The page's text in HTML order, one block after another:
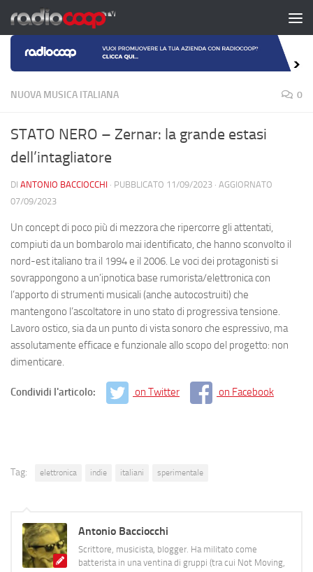
Salta al contenuto
NUOVA MUSICA ITALIANA 0
STATO NERO – Zernar: la grande estasi
dell’intagliatore
DI ANTONIO BACCIOCCHI · PUBBLICATO 11/09/2023 · AGGIORNATO
07/09/2023
Un concept di poco più di mezzora che ripercorre gli attentati,
compiuti da un bombarolo mai identificato, che hanno sconvolto il
nord-est italiano tra il 1994 e il 2006. Le voci dei protagonisti si
sovrappongono a un’ipnotica base rumorista/elettronica con
l’apporto di strumenti musicali (anche autocostruiti) che
mantengono l’ascoltatore in uno stato di progressiva tensione.
Lavoro ostico, sia da un punto di vista sonoro che espressivo, ma
assolutamente efficace e funzionale allo scopo del progetto: non
dimenticare.
Condividi l'articolo: on Twitter on Facebook
Tag: elettronica indie italiani sperimentale
Antonio Bacciocchi
Scrittore, musicista, blogger. Ha militato come
batterista in una ventina di gruppi (tra cui Not Moving,